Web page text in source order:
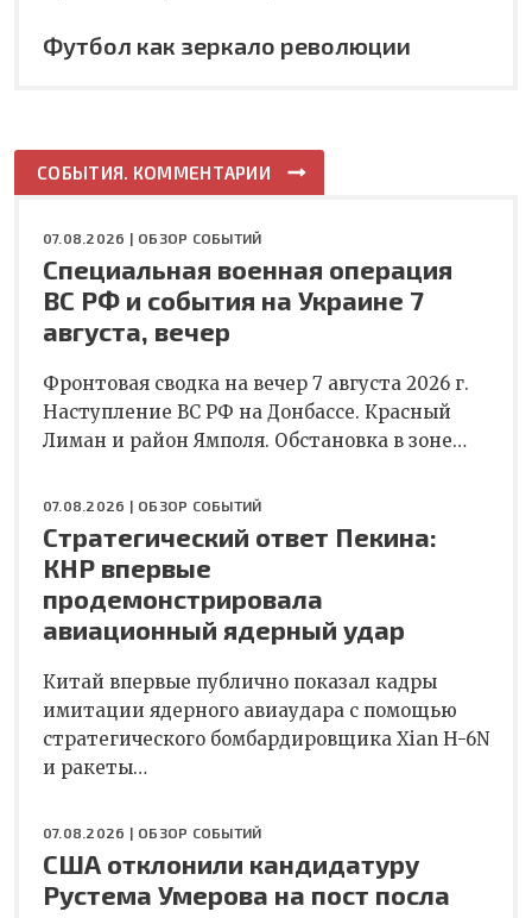
Футбол как зеркало революции
СОБЫТИЯ. КОММЕНТАРИИ
07.08.2026 | ОБЗОР СОБЫТИЙ
Специальная военная операция
ВС РФ и события на Украине 7
августа, вечер
Фронтовая сводка на вечер 7 августа 2026 г.
Наступление ВС РФ на Донбассе. Красный
Лиман и район Ямполя. Обстановка в зоне…
07.08.2026 | ОБЗОР СОБЫТИЙ
Стратегический ответ Пекина:
КНР впервые
продемонстрировала
авиационный ядерный удар
Китай впервые публично показал кадры
имитации ядерного авиаудара с помощью
стратегического бомбардировщика Xian H-6N
и ракеты…
07.08.2026 | ОБЗОР СОБЫТИЙ
США отклонили кандидатуру
Рустема Умерова на пост посла